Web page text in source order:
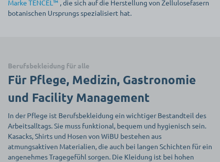
Marke TENCEL™ , die sich auf die Herstellung von Zellulosefasern
botanischen Ursprungs spezialisiert hat.
Berufsbekleidung für alle
Für Pflege, Medizin, Gastronomie
und Facility Management
In der Pflege ist Berufsbekleidung ein wichtiger Bestandteil des
Arbeitsalltags. Sie muss funktional, bequem und hygienisch sein.
Kasacks, Shirts und Hosen von WiBU bestehen aus
atmungsaktiven Materialien, die auch bei langen Schichten für ein
angenehmes Tragegefühl sorgen. Die Kleidung ist bei hohen